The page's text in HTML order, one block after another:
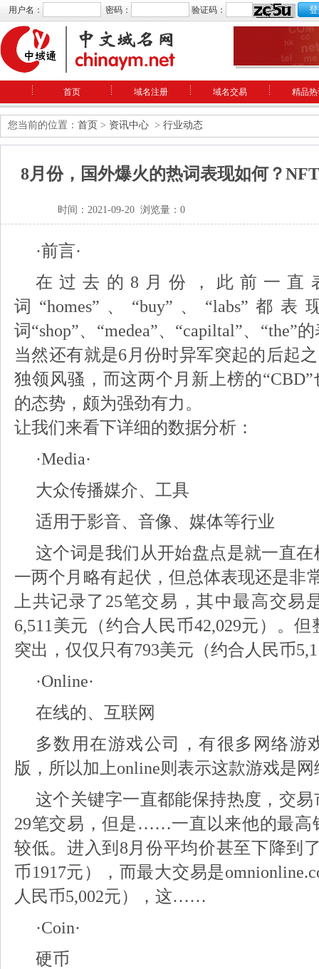
用户名： 密码： 验证码：
首页 域名注册 域名交易 精品
您当前的位置： 首页 > 资讯中心 > 行业动态
8月份，国外爆火的热词表现如何？
时间：2021-09-20 浏览量：0
·前言·
在过去的8月份，此前一直
词“homes”、“buy”、“labs”都
词“shop”、“medea”、“capiltal”、“the”
当然还有就是6月份时异军突起的后起
独领风骚，而这两个月新上榜的
的态势，颇为强劲有力。
让我们来看下详细的数据分析：
·Media·
大众传播媒介、工具
适用于影音、音像、媒体等行业
这个词是我们从开始盘点是就一直
一两个月略有起伏，但总体表现还是非
上共记录了25笔交易，其中最高交易
6,511美元（约合人民币42,029元）。
突出，仅仅只有793美元（约合人民币
·Online·
在线的、互联网
多数用在游戏公司，有很多网络游
版，所以加上online则表示这款游戏是
这个关键字一直都能保持热度，交
29笔交易，但是……一直以来他的最高
较低。进入到8月份平均价甚至下降到
币1917元），而最大交易是
人民币5,002元），这……
·Coin·
硬币